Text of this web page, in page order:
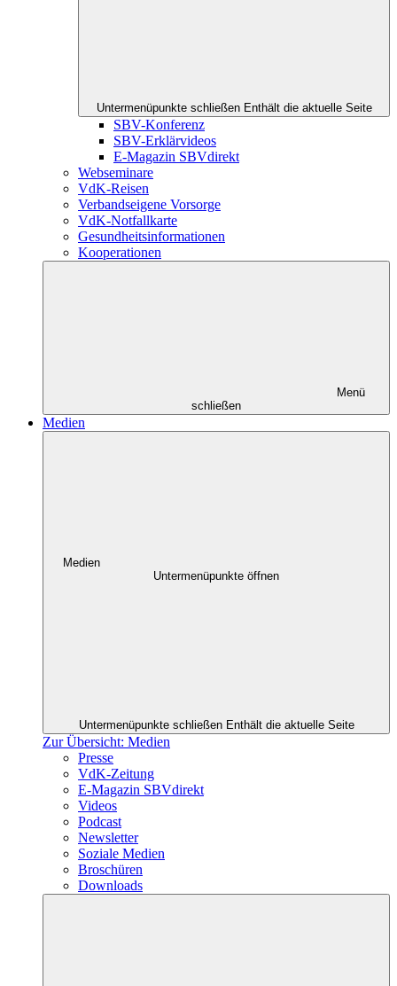
Untermenüpunkte schließen Enthält die aktuelle Seite
SBV-Konferenz
SBV-Erklärvideos
E-Magazin SBVdirekt
Webseminare
VdK-Reisen
Verbandseigene Vorsorge
VdK-Notfallkarte
Gesundheitsinformationen
Kooperationen
Menü
schließen
Medien
Medien
Untermenüpunkte öffnen
Untermenüpunkte schließen Enthält die aktuelle Seite
Zur Übersicht: Medien
Presse
VdK-Zeitung
E-Magazin SBVdirekt
Videos
Podcast
Newsletter
Soziale Medien
Broschüren
Downloads